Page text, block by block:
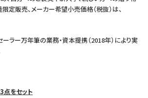
定販売、メーカー希望小売価格（税抜）は、
ラー万年筆の業務・資本提携（2018年）により実
をセット